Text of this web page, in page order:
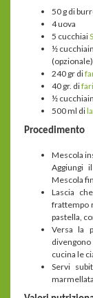
50 g di
4 uova
5 cucchiai
½
(opzionale)
240 gr di
40 gr. di
½
500 ml di
Procedimento
Mescola
Aggiungi
Mescola
Lascia
frattempo
pastella,
Versa la
cucina le
Servi